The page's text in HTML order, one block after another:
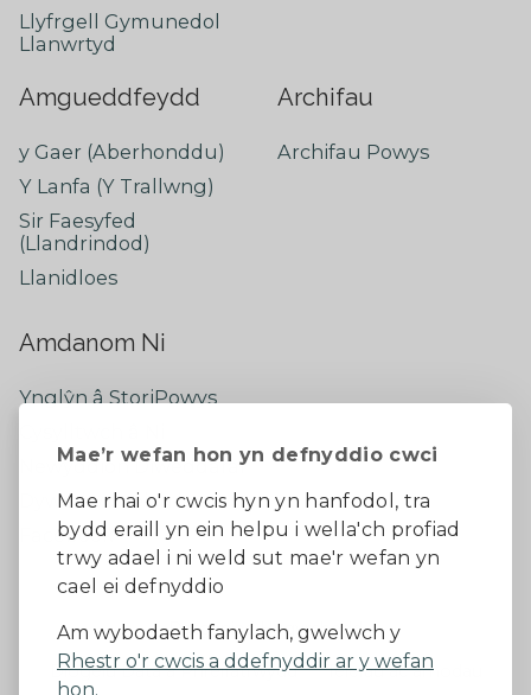
Mae’r wefan hon yn defnyddio cwci
Mae rhai o'r cwcis hyn yn hanfodol, tra
bydd eraill yn ein helpu i wella'ch profiad
trwy adael i ni weld sut mae'r wefan yn
cael ei defnyddio
Am wybodaeth fanylach, gwelwch y
Rhestr o'r cwcis a ddefnyddir ar y wefan
hon.
Llyfrgell Gymunedol
Llanwrtyd
Amgueddfeydd
y Gaer (Aberhonddu)
Y Lanfa (Y Trallwng)
Sir Faesyfed
(Llandrindod)
Llanidloes
Archifau
Archifau Powys
Amdanom Ni
Ynglŷn â StoriPowys
Newyddion Diweddaraf
Dywedwch eich barn
Facebook
Datganiad Hygyrchedd
Diogelu Data a Phreifatrwydd
Telerau ac amodau